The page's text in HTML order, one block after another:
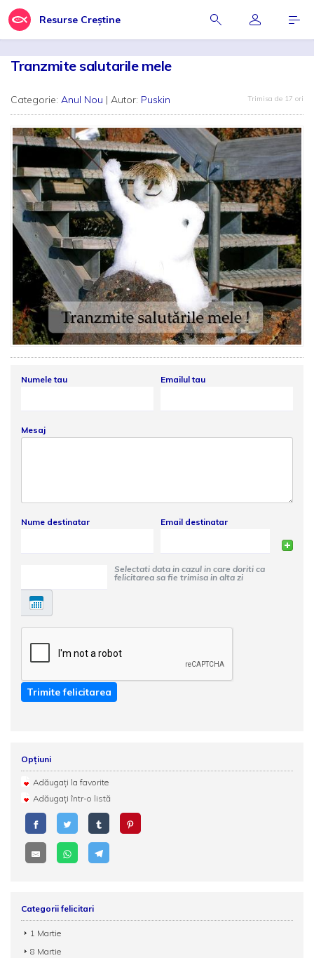
Resurse Creștine
Tranzmite salutarile mele
Categorie: Anul Nou | Autor: Puskin Trimisa de 17 ori
Numele tau Emailul tau
Mesaj
Nume destinatar Email destinatar
Selectati data in cazul in care doriti ca
felicitarea sa fie trimisa in alta zi
Trimite felicitarea
Opțiuni
Adăugați la favorite
Adăugați într-o listă
Categorii felicitari
1 Martie
8 Martie